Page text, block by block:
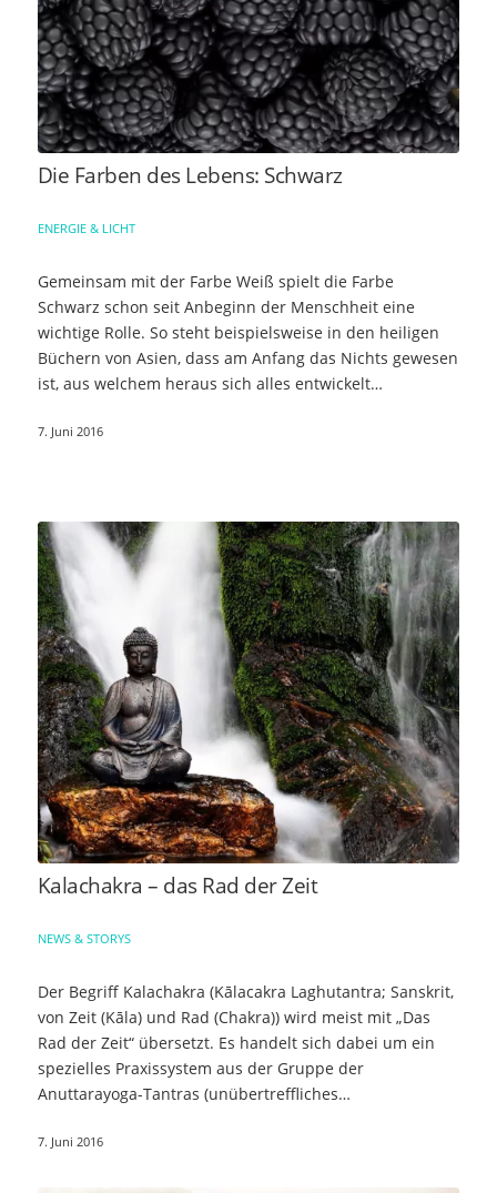
Die Farben des Lebens: Schwarz
ENERGIE & LICHT
Gemeinsam mit der Farbe Weiß spielt die Farbe
Schwarz schon seit Anbeginn der Menschheit eine
wichtige Rolle. So steht beispielsweise in den heiligen
Büchern von Asien, dass am Anfang das Nichts gewesen
ist, aus welchem heraus sich alles entwickelt…
7. Juni 2016
Kalachakra – das Rad der Zeit
NEWS & STORYS
Der Begriff Kalachakra (Kālacakra Laghutantra; Sanskrit,
von Zeit (Kāla) und Rad (Chakra)) wird meist mit „Das
Rad der Zeit“ übersetzt. Es handelt sich dabei um ein
spezielles Praxissystem aus der Gruppe der
Anuttarayoga-Tantras (unübertreffliches…
7. Juni 2016